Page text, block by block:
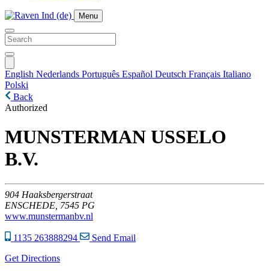
Menu
English Nederlands Português Español Deutsch Français Italiano
Polski
Back
Authorized
MUNSTERMAN USSELO
B.V.
904 Haaksbergerstraat
ENSCHEDE, 7545 PG
www.munstermanbv.nl
1135 263888294
Send Email
Get Directions